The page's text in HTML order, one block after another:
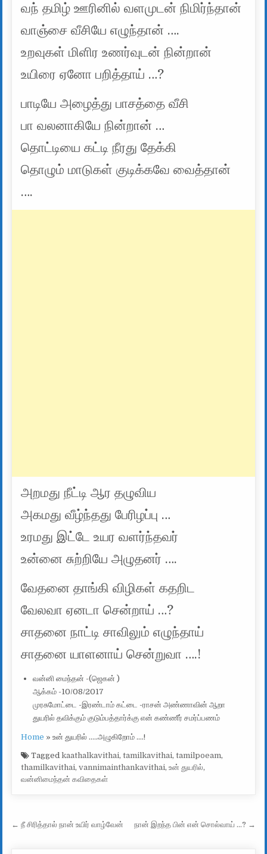
வந் தமிழ் ஊரினில் வளமுடன் நிமிர்ந்தான்
வாஞ்சை வீசியே எழுந்தான் ….
உறவுகள் மிளிர உணர்வுடன் நின்றான்
உயிரை ஏனோ பறித்தாய் …?
பாடியே அழைத்து பாசத்தை வீசி
பா வலனாகியே நின்றான் …
தொட்டியை கட்டி நீரது தேக்கி
தொழும் மாடுகள் குடிக்கவே வைத்தான்
….
அறமது நீட்டி ஆர தழுவிய
அகமது வீழ்ந்தது பேரிழப்பு …
உரமது இட்டே உயர வளர்ந்தவர்
உன்னை சுற்றியே அழுதனர் ….
வேதனை தாங்கி விழிகள் கதறிட
வேலவா ஏனடா சென்றாய் …?
சாதனை நாட்டி சாவிலும் எழுந்தாய்
சாதனை யாளனாய் சென்றுவா ….!
வன்னி மைந்தன் -(ஜெகன் )
ஆக்கம் -10/08/2017
முரசுமோட்டை -இரண்டாம் கட்டை -ராசன் அண்ணாவின் ஆறா
துயரில் தவிக்கும் குடும்பத்தார்க்கு என் கண்ணீர் சமர்ப்பணம்
Home »உன் துயரில் …..அழுகிறோம் ….!
Taggedkaathalkavithai,tamilkavithai,tamilpoeam,
thamilkavithai,vannimainthankavithai,உன் துயரில்,
வன்னிமைந்தன் கவிதைகள்
Post navigation
← நீ சிரித்தால் நான் உயிர் வாழ்வேன் நான் இறந்த பின் என் சொல்வாய் …? →